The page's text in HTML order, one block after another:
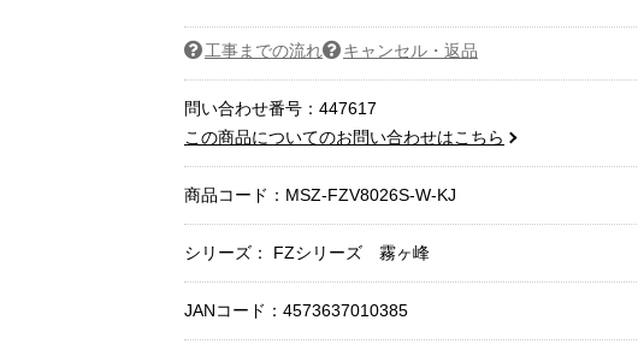
工事までの流れ キャンセル・返品
問い合わせ番号：447617
この商品についてのお問い合わせはこちら
商品コード： MSZ-FZV8026S-W-KJ
シリーズ： FZシリーズ 霧ヶ峰
JANコード：4573637010385